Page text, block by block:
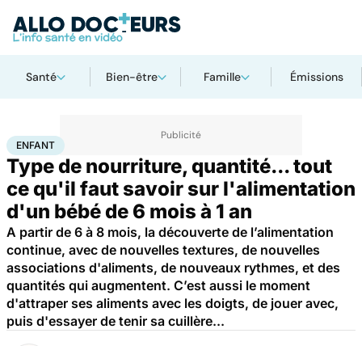
Santé Bien-être Famille Émissions
AccueilFamille
ENFANT
Type de nourriture, quantité... tout
ce qu'il faut savoir sur l'alimentation
d'un bébé de 6 mois à 1 an
A partir de 6 à 8 mois, la découverte de l’alimentation
continue, avec de nouvelles textures, de nouvelles
associations d'aliments, de nouveaux rythmes, et des
quantités qui augmentent. C’est aussi le moment
d'attraper ses aliments avec les doigts, de jouer avec,
puis d'essayer de tenir sa cuillère...